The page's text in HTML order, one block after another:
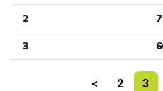
2 7
3
< 2 3